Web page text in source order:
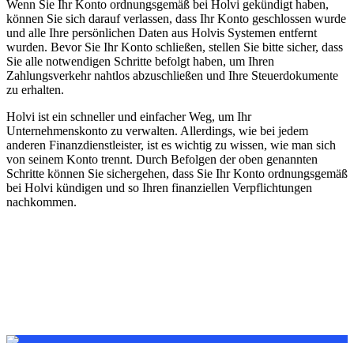
Wenn Sie Ihr Konto ordnungsgemäß bei Holvi gekündigt haben,
können Sie sich darauf verlassen, dass Ihr Konto geschlossen wurde
und alle Ihre persönlichen Daten aus Holvis Systemen entfernt
wurden. Bevor Sie Ihr Konto schließen, stellen Sie bitte sicher, dass
Sie alle notwendigen Schritte befolgt haben, um Ihren
Zahlungsverkehr nahtlos abzuschließen und Ihre Steuerdokumente
zu erhalten.
Holvi ist ein schneller und einfacher Weg, um Ihr
Unternehmenskonto zu verwalten. Allerdings, wie bei jedem
anderen Finanzdienstleister, ist es wichtig zu wissen, wie man sich
von seinem Konto trennt. Durch Befolgen der oben genannten
Schritte können Sie sichergehen, dass Sie Ihr Konto ordnungsgemäß
bei Holvi kündigen und so Ihren finanziellen Verpflichtungen
nachkommen.